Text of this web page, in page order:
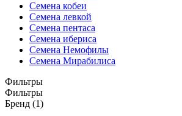
Семена кобеи
Семена левкой
Семена пентаса
Семена ибериса
Семена Немофилы
Семена Мирабилиса
Фильтры
Фильтры
Бренд (1)